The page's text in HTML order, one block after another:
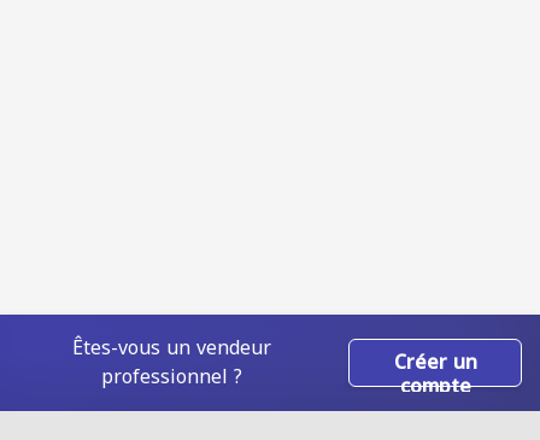
Êtes-vous un vendeur
professionnel ? Créer un
compte